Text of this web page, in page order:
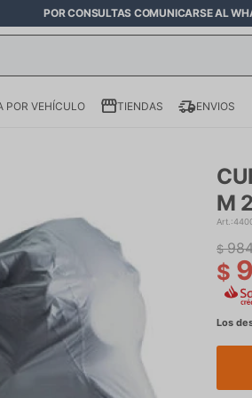
POR CONSULTAS COMUNICARSE AL
POR VEHÍCULO TIENDAS ENVIOS
M
$
$